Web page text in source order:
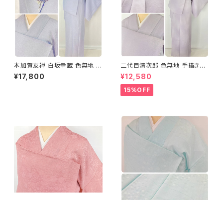
本加賀友禅 白坂幸蔵 色無地 袷
正絹 一つ紋 紫 青紫 淡藤色 12
83
¥17,800
二代目清次郎 色無地 手描き友
禅 椿 袷 正絹 一つ紋 紫 淡藤色
1257
¥12,580
15%OFF